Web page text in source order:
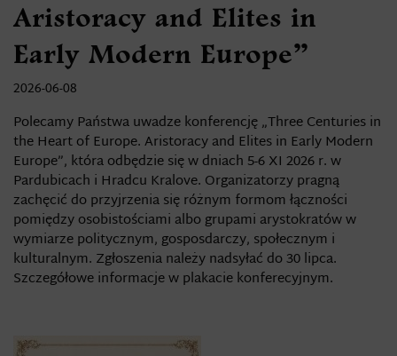
Aristoracy and Elites in
Early Modern Europe”
2026-06-08
Polecamy Państwa uwadze konferencję „Three Centuries in
the Heart of Europe. Aristoracy and Elites in Early Modern
Europe”, która odbędzie się w dniach 5-6 XI 2026 r. w
Pardubicach i Hradcu Kralove. Organizatorzy pragną
zachęcić do przyjrzenia się różnym formom łączności
pomiędzy osobistościami albo grupami arystokratów w
wymiarze politycznym, gosposdarczy, społecznym i
kulturalnym. Zgłoszenia należy nadsyłać do 30 lipca.
Szczegółowe informacje w plakacie konferecyjnym.